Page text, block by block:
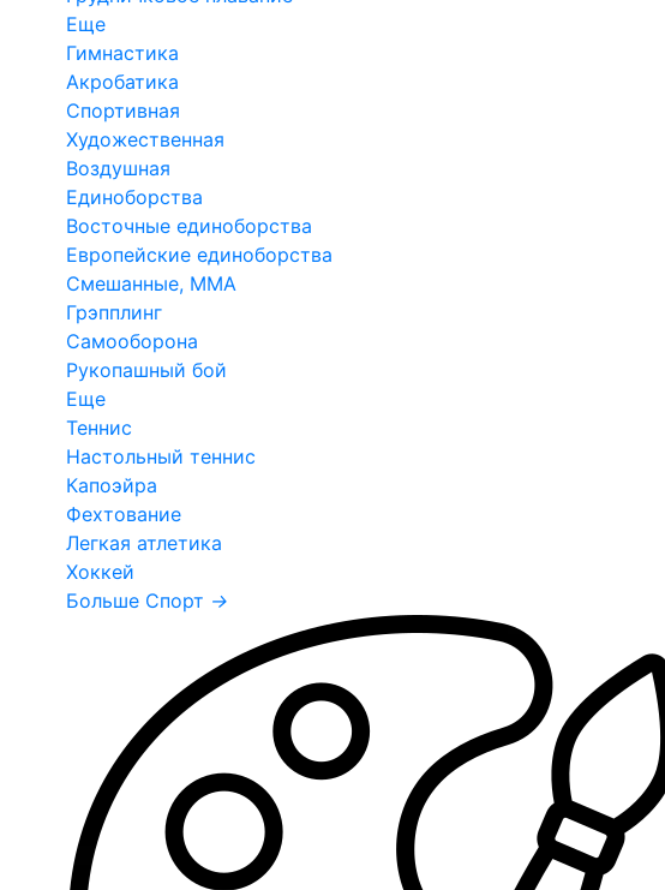
Еще
Гимнастика
Акробатика
Спортивная
Художественная
Воздушная
Единоборства
Восточные единоборства
Европейские единоборства
Смешанные, ММА
Грэпплинг
Самооборона
Рукопашный бой
Еще
Теннис
Настольный теннис
Капоэйра
Фехтование
Легкая атлетика
Хоккей
Больше Спорт →